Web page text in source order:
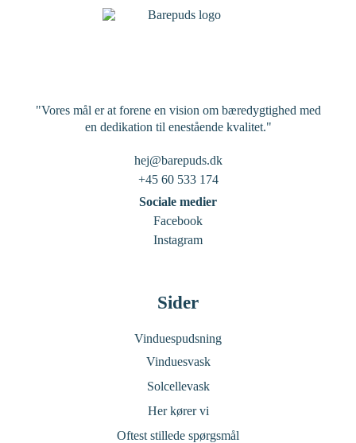
"Vores mål er at forene en vision om bæredygtighed med
en dedikation til enestående kvalitet."
hej@barepuds.dk
+45 60 533 174
Sociale medier
Facebook
Instagram
Sider
Vinduespudsning
Vinduesvask
Solcellevask
Her kører vi
Oftest stillede spørgsmål